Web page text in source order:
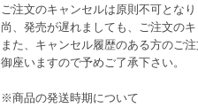
ご注文のキャンセルは原則不可とな
尚、発売が遅れましても、ご注文の
また、キャンセル履歴のある方のご
御座いますので予めご了承下さい。
※商品の発送時期について